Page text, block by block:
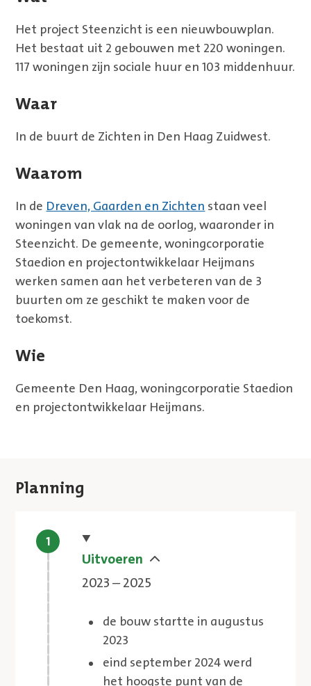
Het project Steenzicht is een nieuwbouwplan.
Het bestaat uit 2 gebouwen met 220 woningen.
117 woningen zijn sociale huur en 103 middenhuur.
Waar
In de buurt de Zichten in Den Haag Zuidwest.
Waarom
In de Dreven, Gaarden en Zichten staan veel
woningen van vlak na de oorlog, waaronder in
Steenzicht. De gemeente, woningcorporatie
Staedion en projectontwikkelaar Heijmans
werken samen aan het verbeteren van de 3
buurten om ze geschikt te maken voor de
toekomst.
Wie
Gemeente Den Haag, woningcorporatie Staedion
en projectontwikkelaar Heijmans.
Planning
Huidige stap
Uitvoeren
2023 – 2025
de bouw startte in augustus
2023
eind september 2024 werd
het hoogste punt van de